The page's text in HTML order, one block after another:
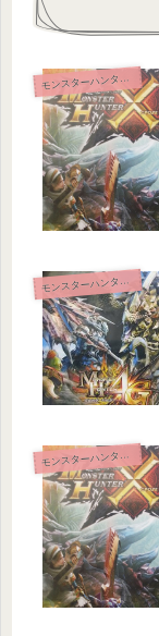
モ ンスターハンタークロス
モ ンスターハンタークロス
モ ンスターハンタークロス